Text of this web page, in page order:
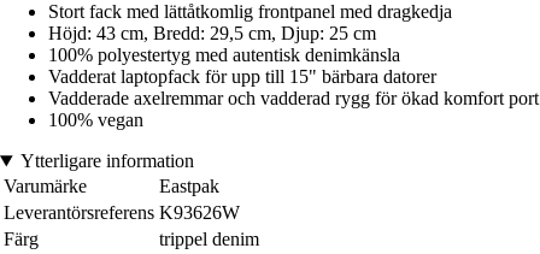
Stort fack med lättåtkomlig frontpanel med dragkedja
Höjd: 43 cm, Bredd: 29,5 cm, Djup: 25 cm
100% polyestertyg med autentisk denimkänsla
Vadderat laptopfack för upp till 15" bärbara datorer
Vadderade axelremmar och vadderad rygg för ökad komfort port
100% vegan
Ytterligare information
Varumärke
Eastpak
Leverantörsreferens K93626W
Färg
trippel denim